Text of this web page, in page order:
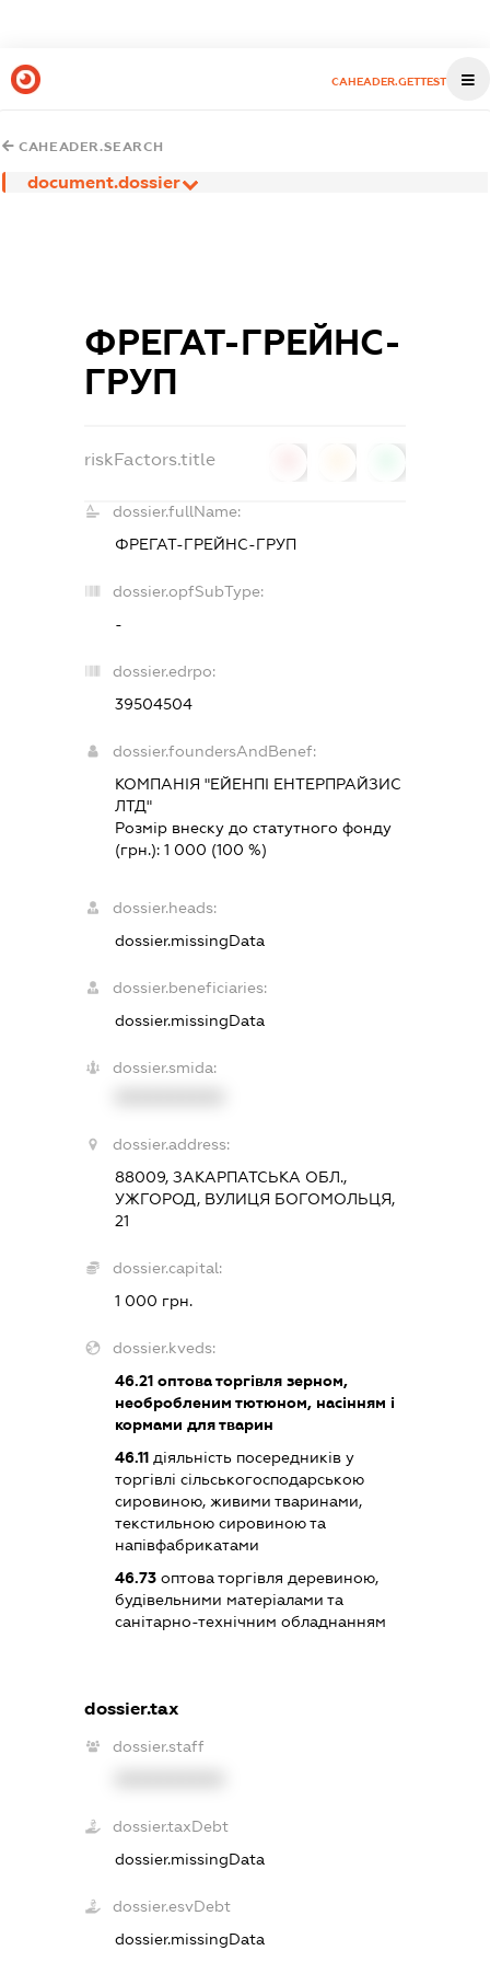
CAHEADER.GETTEST
CAHEADER.SEARCH
document.dossier
ФРЕГАТ-ГРЕЙНС-
ГРУП
riskFactors.title
dossier.fullName:
ФРЕГАТ-ГРЕЙНС-ГРУП
dossier.opfSubType:
-
dossier.edrpo:
39504504
dossier.foundersAndBenef:
КОМПАНІЯ "ЕЙЕНПІ ЕНТЕРПРАЙЗИС
ЛТД"
Розмір внеску до статутного фонду
(грн.):1 000 (100 %)
dossier.heads:
dossier.missingData
dossier.beneficiaries:
dossier.missingData
dossier.smida:
dossier.address:
88009, ЗАКАРПАТСЬКА ОБЛ.,
УЖГОРОД, ВУЛИЦЯ БОГОМОЛЬЦЯ,
21
dossier.capital:
1 000 грн.
dossier.kveds:
46.21 оптова торгівля зерном,
необробленим тютюном, насінням і
кормами для тварин
46.11 діяльність посередників у
торгівлі сільськогосподарською
сировиною, живими тваринами,
текстильною сировиною та
напівфабрикатами
46.73 оптова торгівля деревиною,
будівельними матеріалами та
санітарно-технічним обладнанням
dossier.tax
dossier.staff
dossier.taxDebt
dossier.missingData
dossier.esvDebt
dossier.missingData